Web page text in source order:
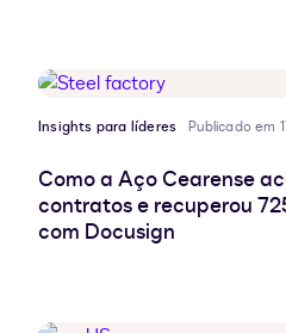
Insights para líderes Publicado em
Como a Aço Cearense
contratos e recuperou
com Docusign